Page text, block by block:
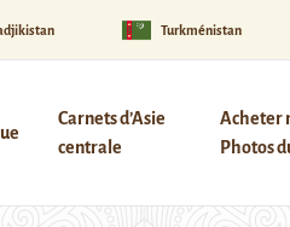
Turkménistan
Carnets d’Asie
centrale
Acheter
Photos